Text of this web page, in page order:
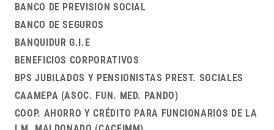
BANCO DE PREVISION SOCIAL
BANCO DE SEGUROS
BANQUIDUR G.I.E
BENEFICIOS CORPORATIVOS
BPS JUBILADOS Y PENSIONISTAS PREST. SOCIALES
CAAMEPA (ASOC. FUN. MED. PANDO)
COOP. AHORRO Y CRÉDITO PARA FUNCIONARIOS DE LA